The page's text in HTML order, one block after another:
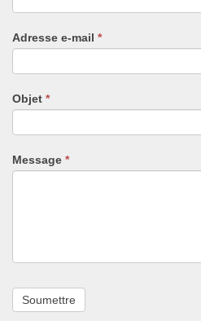
Adresse e-mail *
Objet *
Message *
êtes
humain,
remplissez
ce